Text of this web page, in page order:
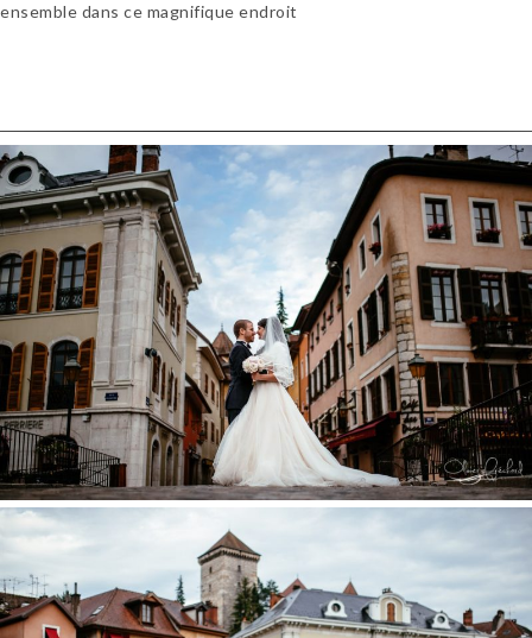
ensemble dans ce magnifique endroit